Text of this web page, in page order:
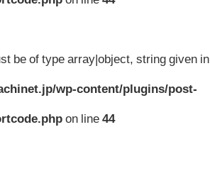
be of type array|object, string given in
wp-content/plugins/post-
on line44